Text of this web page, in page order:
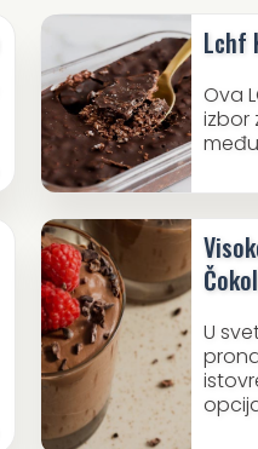
Lchf
Ova
izbor
U